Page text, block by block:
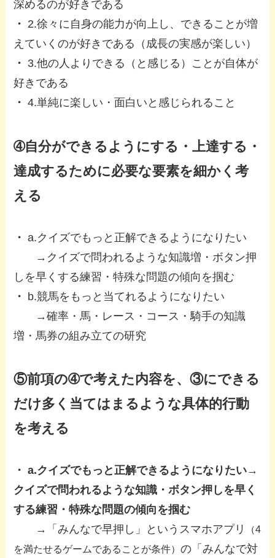
深めるのが好きである
・ 2.徐々に自身の能力が向上し、できることが増
えていくのが好きである（成長の実感が楽しい）
・ 3.他の人よりできる（と感じる）ことが自体が
好きである
・ 4.単純に楽しい・面白いと感じられること
➃自分ができるようにする・上達する・
達成するために必要な要素を細かく考
える
・ a.クイズでもっと正解できるようになりたい
→クイズで問われるような知識増・ボタン押
しを早くする練習・特殊な問題の傾向を掴む
・ b.競馬をもっと当てれるようになりたい
→確率・馬・レース・コース・騎手の知識
増・馬券の組み立ての研究
⑤前項の➃で考えた内容を、③にできる
だけ多く当てはまるような具体的行動
を考える
・ a.クイズでもっと正解できるようになりたい→
クイズで問われるような知識・ボタン押しを早く
する練習・特殊な問題の傾向を掴む
→「みんなで早押し」というスマホアプリ
（4
を満たせるゲームであることが条件）の「みんなで対